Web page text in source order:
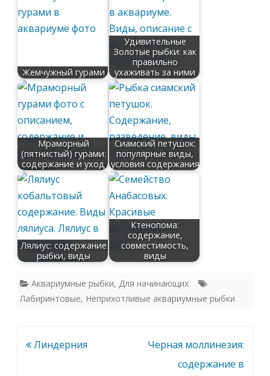
Жемчужный гурами
Удивительные
Золотые рыбки: как
правильно
ухаживать за ними
Мраморный
(пятнистый) гурами:
содержание и уход
Сиамский петушок:
популярные виды,
условия содержания
Лялиус: содержание
рыбки, виды
Ктенопома:
содержание,
совместимость,
виды
Аквариумные рыбки, Для начинающих
Лабиринтовые, Неприхотливые аквариумные рыбки
Навигация
Линдерния
Черная моллинезия:
содержание в